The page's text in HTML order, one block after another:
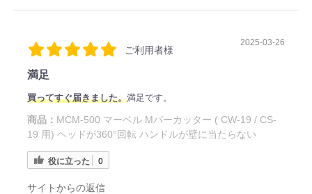
ご利用者様
2025-03-26
満足
買ってすぐ届きました。満足です。
商品： MCM-500 マーベル Mバーカッター ( CW-19 / CS-
19 用) ヘッドが360°回転 ハンドルが壁に当たらない
役に立った 0
サイトからの返信